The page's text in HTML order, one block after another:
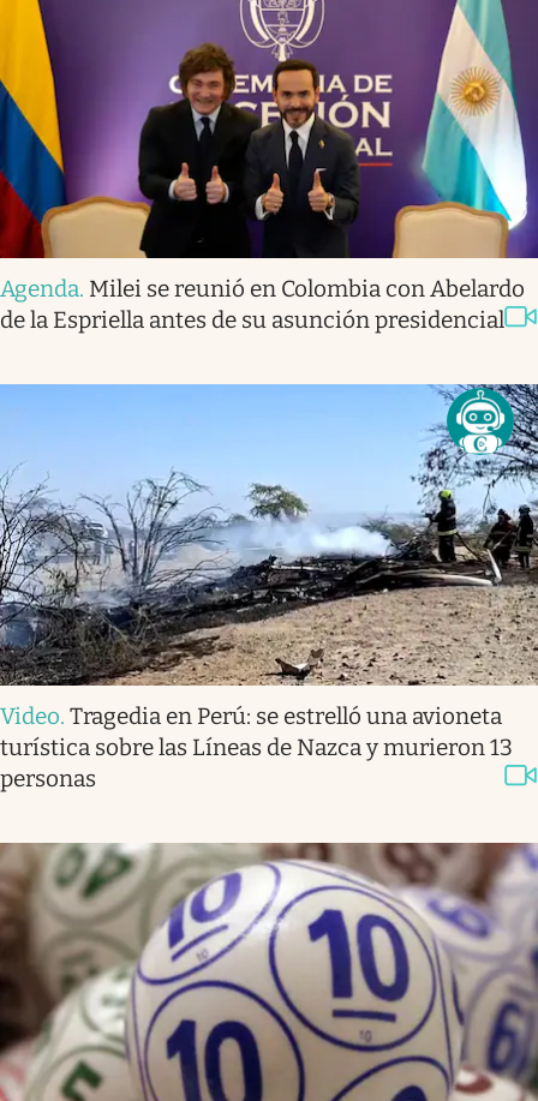
Agenda. Milei se reunió en Colombia con Abelardo
de la Espriella antes de su asunción presidencial
Video. Tragedia en Perú: se estrelló una avioneta
turística sobre las Líneas de Nazca y murieron 13
personas